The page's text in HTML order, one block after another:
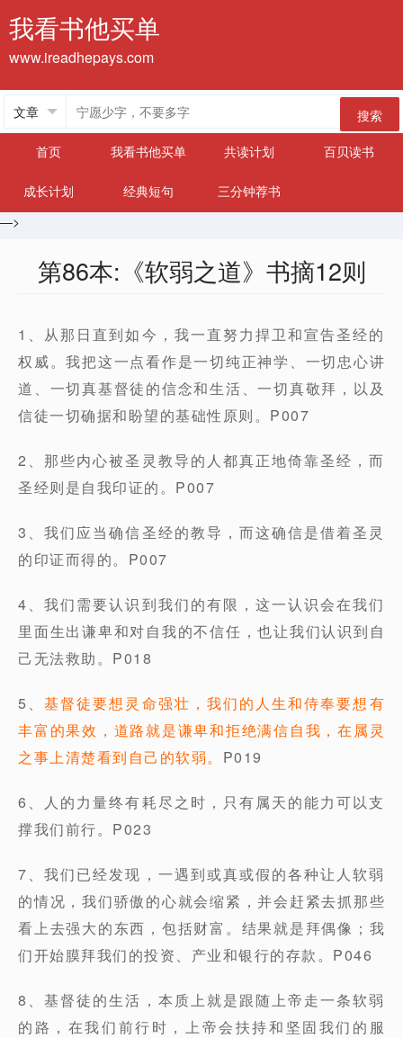
我看书他买单
www.ireadhepays.com
搜索
首页
我看书他买单 共读计划 百贝读书
成长计划 经典短句
三分钟荐书
—>
第86本:《软弱之道》书摘12则
1、从那日直到如今，我一直努力捍卫和宣告圣经的
权威。我把这一点看作是一切纯正神学、一切忠心讲
道、一切真基督徒的信念和生活、一切真敬拜，以及
信徒一切确据和盼望的基础性原则。P007
2、那些内心被圣灵教导的人都真正地倚靠圣经，而
圣经则是自我印证的。P007
3、我们应当确信圣经的教导，而这确信是借着圣灵
的印证而得的。P007
4、我们需要认识到我们的有限，这一认识会在我们
里面生出谦卑和对自我的不信任，也让我们认识到自
己无法救助。P018
5、基督徒要想灵命强壮，我们的人生和侍奉要想有
丰富的果效，道路就是谦卑和拒绝满信自我，在属灵
之事上清楚看到自己的软弱。 P019
6、人的力量终有耗尽之时，只有属天的能力可以支
撑我们前行。P023
7、我们已经发现，一遇到或真或假的各种让人软弱
的情况，我们骄傲的心就会缩紧，并会赶紧去抓那些
看上去强大的东西，包括财富。结果就是拜偶像；我
们开始膜拜我们的投资、产业和银行的存款。P046
8、基督徒的生活，本质上就是跟随上帝走一条软弱
的路，在我们前行时，上帝会扶持和坚固我们的服